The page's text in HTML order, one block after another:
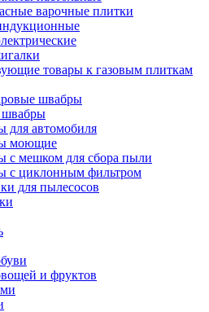
варочные плитки
товары к газовым плиткам
швабры
для автомобиля
моющие
с мешком для сбора пыли
с циклонным фильтром
для пылесосов
и фруктов